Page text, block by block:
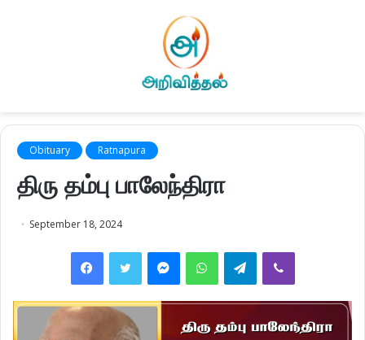
Obituary Ratnapura
திரு தம்பு பாலேந்திரா
September 18, 2024
FacebookTwitter MessengerWhatsAppTelegramViber